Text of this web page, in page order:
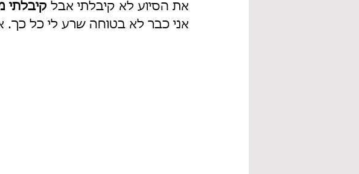
את הסיוע לא קיבלתי אבל קיבלתי
אני כבר לא בטוחה שרע לי כל כך.